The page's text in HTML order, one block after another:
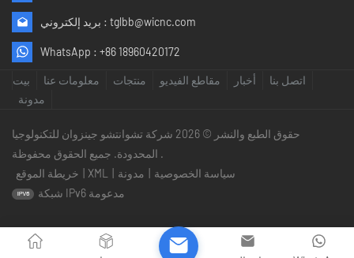
بريد إلكتروني : tglbb@wicnc.com
WhatsApp : +86 18960420172
بيت معلومات عنا منتجات مقاطع الفيديو أخبار
اتصل بنا
مدونة
حقوق الطبع والنشر © 2026 شركة تشوانتشو جينزوان للتكنولوجيا
المحدودة. جميع الحقوق محفوظة .
خريطة الموقع
XML مدونة
سياسة الخصوصية
شبكة IPv6 مدعومة